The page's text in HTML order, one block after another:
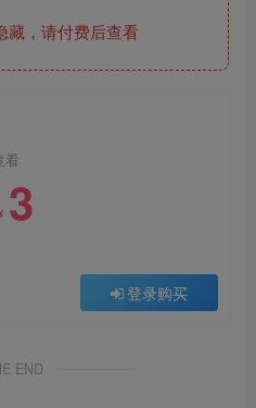
，请付费后查看
看
3
登录购买
END